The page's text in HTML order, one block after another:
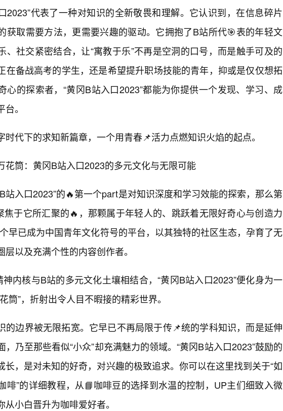
2023”代表了一种对知识的全新敬畏和理解。它认识到，在信息碎片
获取需要方法，更需要兴趣的驱动。它拥抱了B站所代🎯表的年轻文
、社交紧密结合，让“寓教于乐”不再是空洞的口号，而是触手可及的
在备战高考的学生，还是希望提升职场技能的青年，抑或是仅仅想拓
心的探索者，“黄冈B站入口2023”都能为你提供一个发现、学习、成
。
时代下的求知新篇章，一个用青春📌活力点燃知识火焰的起点。
花筒：黄冈B站入口2023的多元文化与无限可能
站入口2023”的🔥第一个part是对知识深度和学习效能的探索，那么第
焦于它所汇聚的🔥，那颗属于年轻人的、跳跃着无限好奇心与创造力
早已成为中国青年文化符号的平台，以其独特的社区生态，孕育了无
以及充满个性的内容创作者。
神内核与B站的多元文化土壤相结合，“黄冈B站入口2023”便化身为一
筒”，折射出令人目不暇接的精彩世界。
的边界被无限拓宽。它早已不再局限于传📌统的学科知识，而是延伸
，乃至那些看似“小众”却充满魅力的领域。“黄冈B站入口2023”鼓励的
长，是对未知的好奇，对兴趣的极致追求。你可以在这里找到关于“如
啡”的详细教程，从📘咖啡豆的选择到水温的控制，UP主们细致入微
小白晋升为咖啡爱好者。